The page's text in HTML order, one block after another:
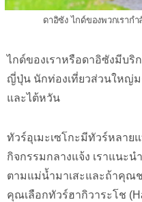
ดาอิซัง ไกด์ของพวกเราก
ไกด์ของเราหรือดาอิซังมีบ
ญี่ปุ่น นักท่องเที่ยวส่วนใหญ่ม
และไต้หวัน
ทัวร์อุเมะเซโกะมีทัวร์หลาย
กิจกรรมกลางแจ้ง เราแนะ
ตามแม่น้ำมาเสะและถ้าคุณช
คุณเลือกทัวร์ฮากิวาระโช